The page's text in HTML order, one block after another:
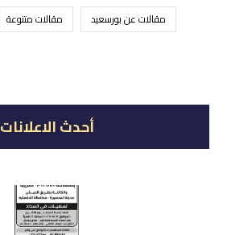
مقالات عن بورسعيد مقالات متنوعة
أحدث الاعلانات